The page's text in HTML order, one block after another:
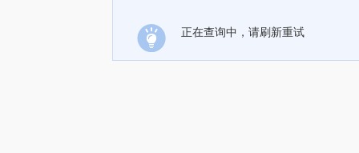
正在查询中，请刷新重试